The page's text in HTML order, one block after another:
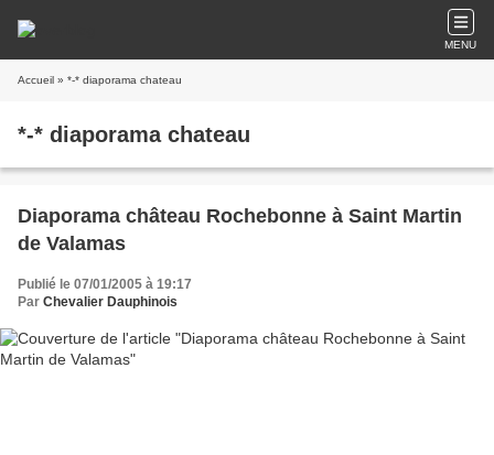
MENU
Accueil » *-* diaporama chateau
*-* diaporama chateau
Diaporama château Rochebonne à Saint Martin
de Valamas
Publié le 07/01/2005 à 19:17
Par Chevalier Dauphinois